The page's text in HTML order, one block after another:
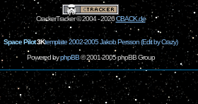
CrackerTracker © 2004 - 2026CBACK.de
Space Pilot3Ktemplate 2002-2005 Jakob Persson (Edit by Crazy)
Powered byphpBB© 2001-2005 phpBB Group